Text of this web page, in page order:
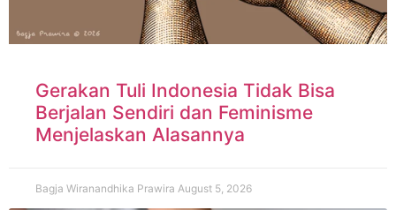
Gerakan Tuli Indonesia Tidak Bisa
Berjalan Sendiri dan Feminisme
Menjelaskan Alasannya
Bagja Wiranandhika Prawira August 5, 2026